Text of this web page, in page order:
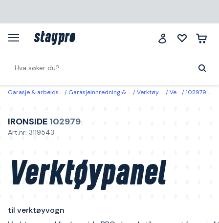
Garasje & arbeidsplass Garasjeinnredning & oppbevaring Verktøyoppbevaring Verktøytavler 102979 Ironside Verktøypanel til verktøyvogn Bred
IRONSIDE 102979
Art.nr: 3119543
Verktøypanel
til verktøyvogn